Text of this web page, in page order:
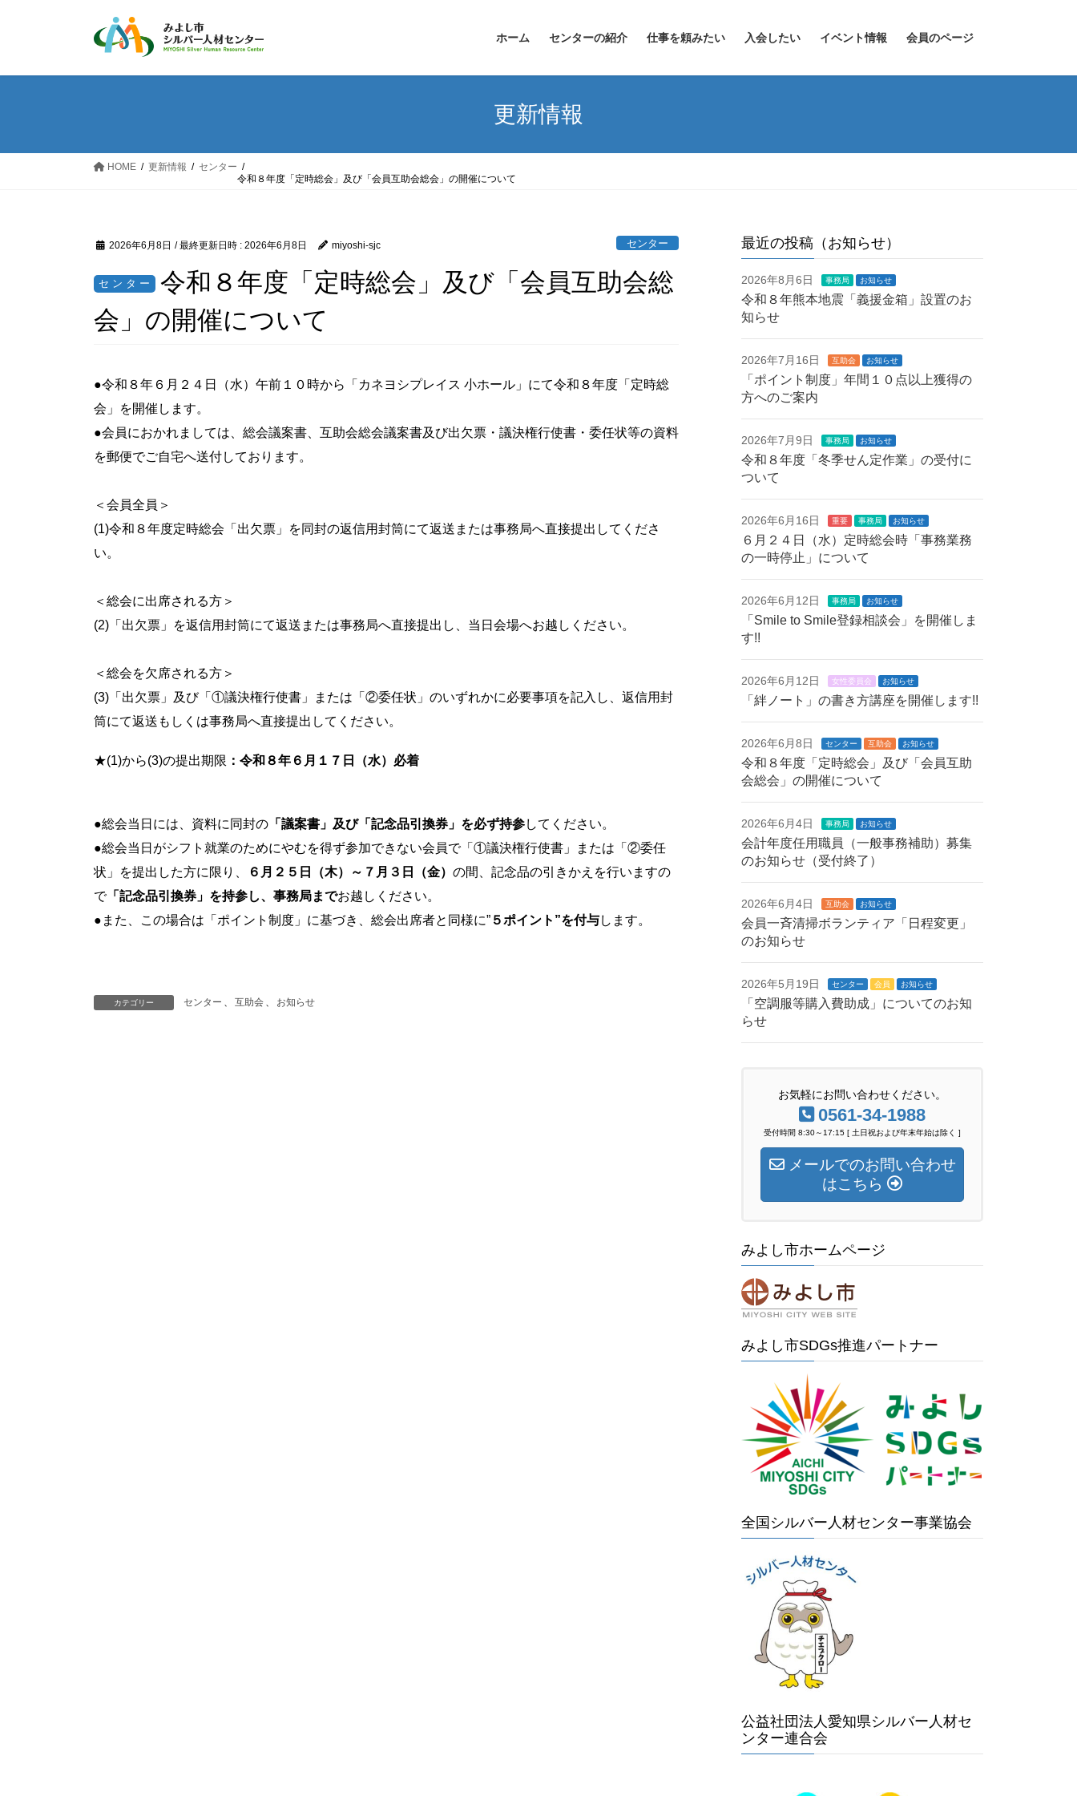
ホーム センターの紹介 仕事を頼みたい 入会したい イベント情報 会員のページ
更新情報
HOME 更新情報
センター
令和８年度「定時総会」及び「会員互助会総会」の開催について
2026年6月8日 / 最終更新日時 : 2026年6月8日 miyoshi-sjc センター
令和８年度「定時総会」及び「会員互助会総
会」の開催について
●令和８年６月２４日（水）午前１０時から「カネヨシプレイス 小ホール」にて令和８年度「定時総
会」を開催します。
●会員におかれましては、総会議案書、互助会総会議案書及び出欠票・議決権行使書・委任状等の資料
を郵便でご自宅へ送付しております。
＜会員全員＞
(1)令和８年度定時総会「出欠票」を同封の返信用封筒にて返送または事務局へ直接提出してくださ
い。
＜総会に出席される方＞
(2)「出欠票」を返信用封筒にて返送または事務局へ直接提出し、当日会場へお越しください。
＜総会を欠席される方＞
(3)「出欠票」及び「①議決権行使書」または「②委任状」のいずれかに必要事項を記入し、返信用封
筒にて返送もしくは事務局へ直接提出してください。
★(1)から(3)の提出期限 ：令和８年６月１７日（水）必着
●総会当日には、資料に同封の 「議案書」及び「記念品引換券」を必ず持参してください。
●総会当日がシフト就業のためにやむを得ず参加できない会員で「①議決権行使書」または「②委任
状」を提出した方に限り、
６月２５日（木）～７月３日（金） の間、記念品の引きかえを行いますの
で「記念品引換券」を持参し、事務局までお越しください。
●また、この場合は「ポイント制度」に基づき、総会出席者と同様に” ５ポイント”を付与します。
カテゴリー センター 、 互助会 、 お知らせ
最近の投稿（お知らせ）
2026年8月6日 事務局 お知らせ
令和８年熊本地震「義援金箱」設置のお
知らせ
2026年7月16日 互助会 お知らせ
「ポイント制度」年間１０点以上獲得の
方へのご案内
2026年7月9日 事務局 お知らせ
令和８年度「冬季せん定作業」の受付に
ついて
2026年6月16日 重要 事務局 お知らせ
６月２４日（水）定時総会時「事務業務
の一時停止」について
2026年6月12日 事務局 お知らせ
「Smile to Smile登録相談会」を開催しま
す!!
2026年6月12日 女性委員会 お知らせ
「絆ノート」の書き方講座を開催します!!
2026年6月8日 センター 互助会 お知らせ
令和８年度「定時総会」及び「会員互助
会総会」の開催について
2026年6月4日 事務局 お知らせ
会計年度任用職員（一般事務補助）募集
のお知らせ（受付終了）
2026年6月4日 互助会 お知らせ
会員一斉清掃ボランティア「日程変更」
のお知らせ
2026年5月19日 センター 会員 お知らせ
「空調服等購入費助成」についてのお知
らせ
お気軽にお問い合わせください。
0561-34-1988
受付時間 8:30～17:15 [ 土日祝および年末年始は除く ]
メールでのお問い合わせ
はこちら
みよし市ホームページ
みよし市SDGs推進パートナー
全国シルバー人材センター事業協会
公益社団法人愛知県シルバー人材セ
ンター連合会